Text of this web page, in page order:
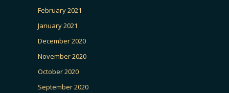
February 2021
January 2021
December 2020
November 2020
October 2020
September 2020